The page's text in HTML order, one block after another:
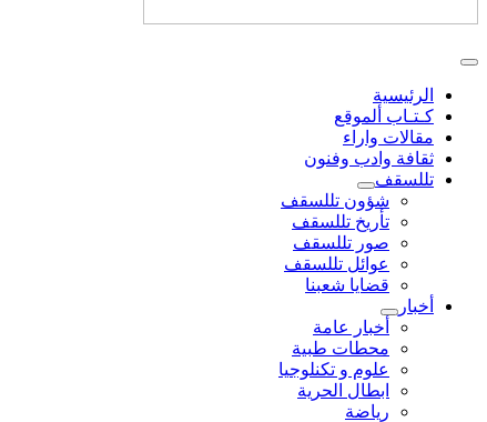
الرئيسية
كـتـاب ألموقع
مقالات واراء
ثقافة وادب وفنون
تللسقف
شؤون تللسقف
تأريخ تللسقف
صور تللسقف
عوائل تللسقف
قضايا شعبنا
أخبار
أخبار عامة
محطات طبية
علوم و تکنلوجیا
ابطال الحرية
رياضة